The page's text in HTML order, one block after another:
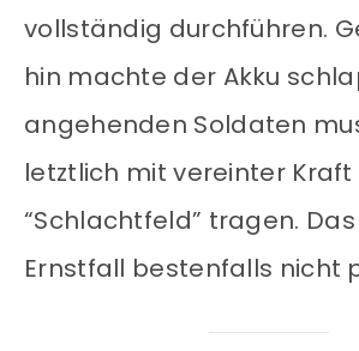
vollständig durchführen.
hin machte der Akku
angehenden Soldaten
letztlich mit vereinter Kraft
“Schlachtfeld” tragen.
Ernstfall bestenfalls nicht